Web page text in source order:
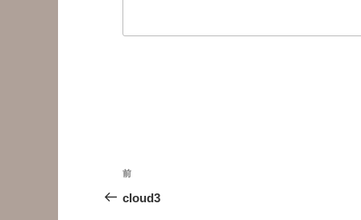
投
稿
前
の
前
cloud3